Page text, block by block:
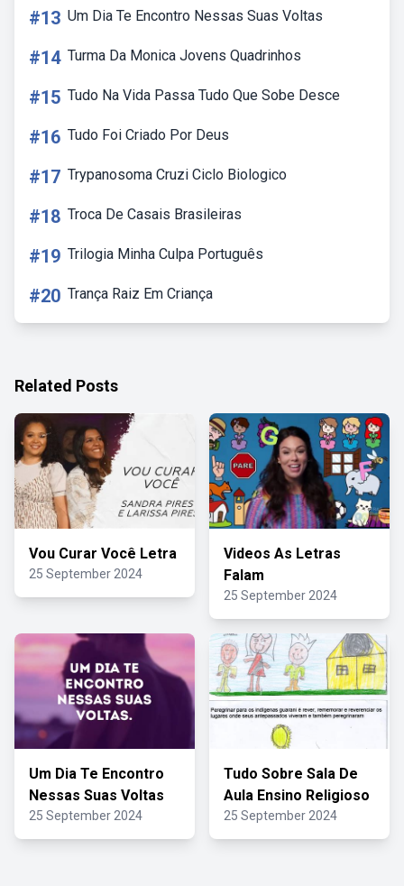
#13 Um Dia Te Encontro Nessas Suas Voltas
#14 Turma Da Monica Jovens Quadrinhos
#15 Tudo Na Vida Passa Tudo Que Sobe Desce
#16 Tudo Foi Criado Por Deus
#17 Trypanosoma Cruzi Ciclo Biologico
#18 Troca De Casais Brasileiras
#19 Trilogia Minha Culpa Português
#20 Trança Raiz Em Criança
Related Posts
Vou Curar Você Letra
25 September 2024
Videos As Letras
Falam
25 September 2024
Um Dia Te Encontro
Nessas Suas Voltas
25 September 2024
Tudo Sobre Sala De
Aula Ensino Religioso
25 September 2024